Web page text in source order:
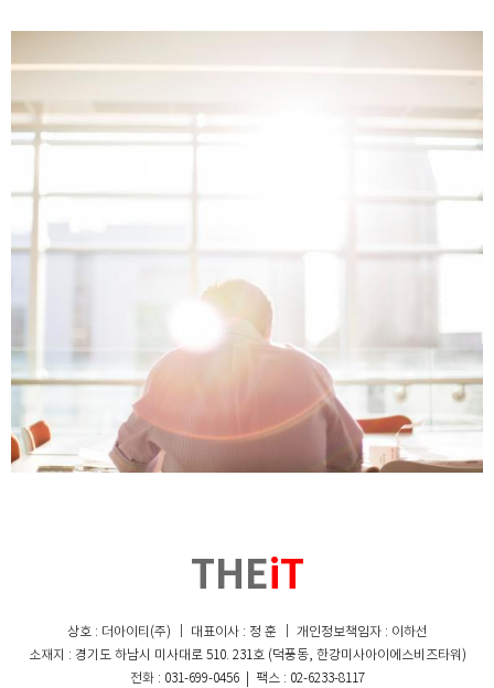
THEiT
상호 : 더아이티(주) ｜ 대표이사 : 정 훈 ｜ 개인정보책임자 : 이하선
소재지 : 경기도 하남시 미사대로 510. 231호 (덕풍동, 한강미사아이에스비즈타워)
전화 : 031-699-0456 | 팩스 : 02-6233-8117